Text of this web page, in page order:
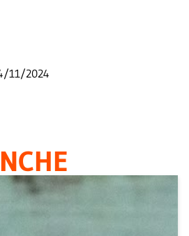
11/2024